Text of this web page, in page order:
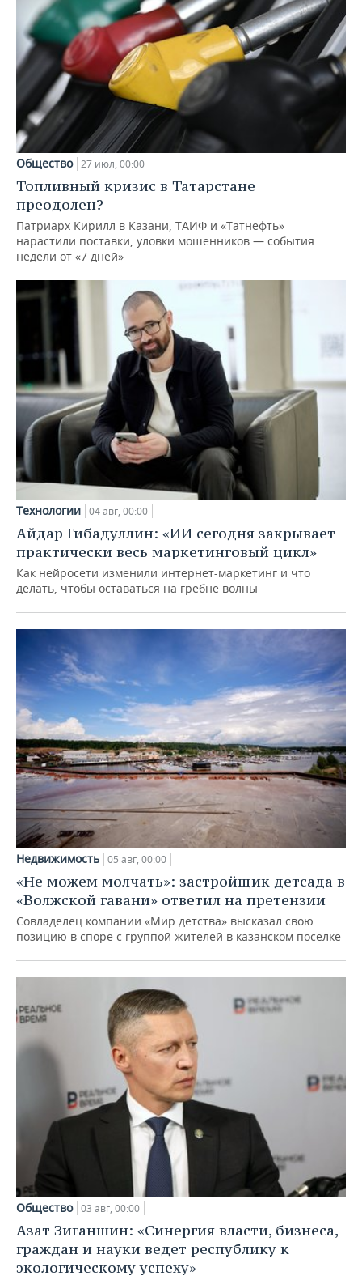
Общество 27 июл, 00:00
Топливный кризис в Татарстане
преодолен?
Патриарх Кирилл в Казани, ТАИФ и «Татнефть»
нарастили поставки, уловки мошенников — события
недели от «7 дней»
Технологии 04 авг, 00:00
Айдар Гибадуллин: «ИИ сегодня закрывает
практически весь маркетинговый цикл»
Как нейросети изменили интернет-маркетинг и что
делать, чтобы оставаться на гребне волны
Недвижимость 05 авг, 00:00
«Не можем молчать»: застройщик детсада в
«Волжской гавани» ответил на претензии
Совладелец компании «Мир детства» высказал свою
позицию в споре с группой жителей в казанском поселке
Общество 03 авг, 00:00
Азат Зиганшин: «Синергия власти, бизнеса,
граждан и науки ведет республику к
экологическому успеху»